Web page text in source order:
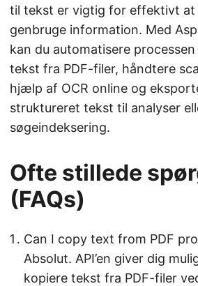
til tekst er vigtig for effektivt
genbruge information. Med
kan du automatisere
tekst fra PDF-filer, håndtere
hjælp af OCR online og
struktureret tekst til analyser
søgeindeksering.
Ofte stillede
(FAQs)
Can I copy text from PDF
Absolut. API’en giver dig
kopiere tekst fra PDF-filer